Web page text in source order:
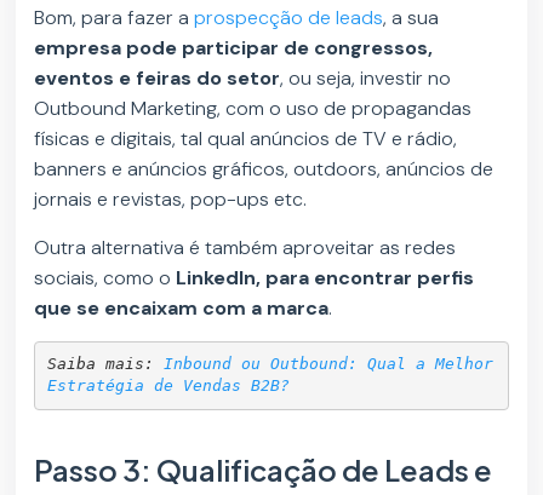
Bom, para fazer aprospecção de leads, a sua
empresa pode participar de congressos,
eventos e feiras do setor, ou seja, investir no
Outbound Marketing, com o uso de propagandas
físicas e digitais, tal qual anúncios de TV e rádio,
banners e anúncios gráficos, outdoors, anúncios de
jornais e revistas, pop-ups etc.
Outra alternativa é também aproveitar as redes
sociais, como o LinkedIn, para encontrar perfis
que se encaixam com a marca.
Saiba mais: Inbound ou Outbound: Qual a Melhor
Estratégia de Vendas B2B?
Passo 3: Qualificação de Leads e